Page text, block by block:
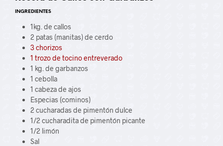
INGREDIENTES
1kg. de callos
2 patas (manitas) de cerdo
3 chorizos
1 trozo de tocino entreverado
1 kg. de garbanzos
1 cebolla
1 cabeza de ajos
Especias (cominos)
2 cucharadas de pimentón dulce
1/2 cucharadita de pimentón picante
1/2 limón
Sal